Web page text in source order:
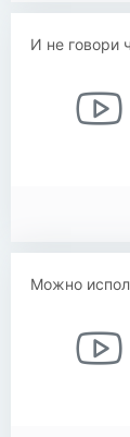
И не говори
Можно